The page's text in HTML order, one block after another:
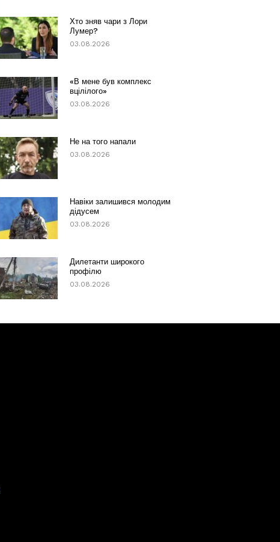
Хто зняв чари з Лори
Лумер?
03.08.2026
«В мене був комплекс
вцілілого»
03.08.2026
Не на того напали
03.08.2026
Навіки залишився молодим
дідусем
03.08.2026
Дилетанти широкого
профілю
03.08.2026